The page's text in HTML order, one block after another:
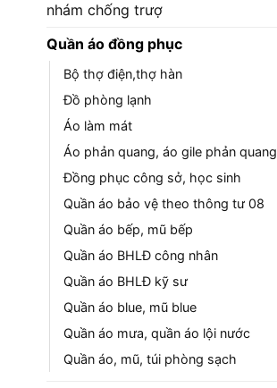
nhám chống trượ
Quần áo đồng phục
Bộ thợ điện,thợ hàn
Đồ phòng lạnh
Áo làm mát
Áo phản quang, áo gile phản quang
Đồng phục công sở, học sinh
Quần áo bảo vệ theo thông tư 08
Quần áo bếp, mũ bếp
Quần áo BHLĐ công nhân
Quần áo BHLĐ kỹ sư
Quần áo blue, mũ blue
Quần áo mưa, quần áo lội nước
Quần áo, mũ, túi phòng sạch